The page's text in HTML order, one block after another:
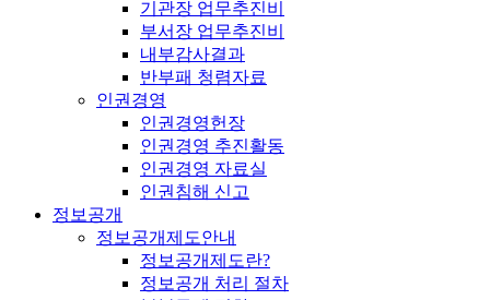
기관장 업무추진비
부서장 업무추진비
내부감사결과
반부패 청렴자료
인권경영
인권경영헌장
인권경영 추진활동
인권경영 자료실
인권침해 신고
정보공개
정보공개제도안내
정보공개제도란?
정보공개 처리 절차